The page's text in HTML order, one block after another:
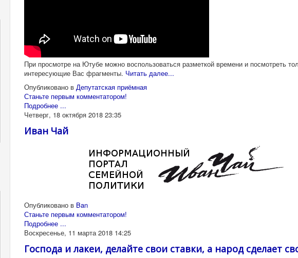
При просмотре на Ютубе можно воспользоваться разметкой времени и посмотреть
интересующие Вас фрагменты. Читать далее...
Опубликовано в Депутатская приёмная
Станьте первым комментатором!
Подробнее ...
Четверг, 18 октября 2018 23:35
Иван Чай
Опубликовано в Ban
Станьте первым комментатором!
Подробнее ...
Воскресенье, 11 марта 2018 14:25
Господа и лакеи, делайте свои ставки, а народ сделает